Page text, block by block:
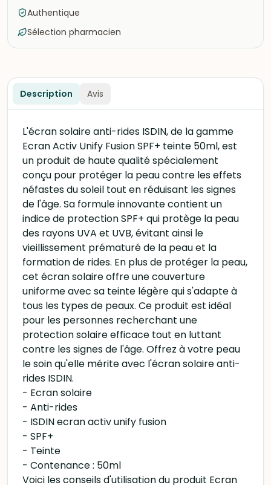
Authentique
Sélection pharmacien
Description Avis
L'écran solaire anti-rides ISDIN, de la gamme
Ecran Activ Unify Fusion SPF+ teinte 50ml, est
un produit de haute qualité spécialement
conçu pour protéger la peau contre les effets
néfastes du soleil tout en réduisant les signes
de l'âge. Sa formule innovante contient un
indice de protection SPF+ qui protège la peau
des rayons UVA et UVB, évitant ainsi le
vieillissement prématuré de la peau et la
formation de rides. En plus de protéger la peau,
cet écran solaire offre une couverture
uniforme avec sa teinte légère qui s'adapte à
tous les types de peaux. Ce produit est idéal
pour les personnes recherchant une
protection solaire efficace tout en luttant
contre les signes de l'âge. Offrez à votre peau
le soin qu'elle mérite avec l'écran solaire anti-
rides ISDIN.
- Ecran solaire
- Anti-rides
- ISDIN ecran activ unify fusion
- SPF+
- Teinte
- Contenance : 50ml
Voici les conseils d'utilisation du produit Ecran